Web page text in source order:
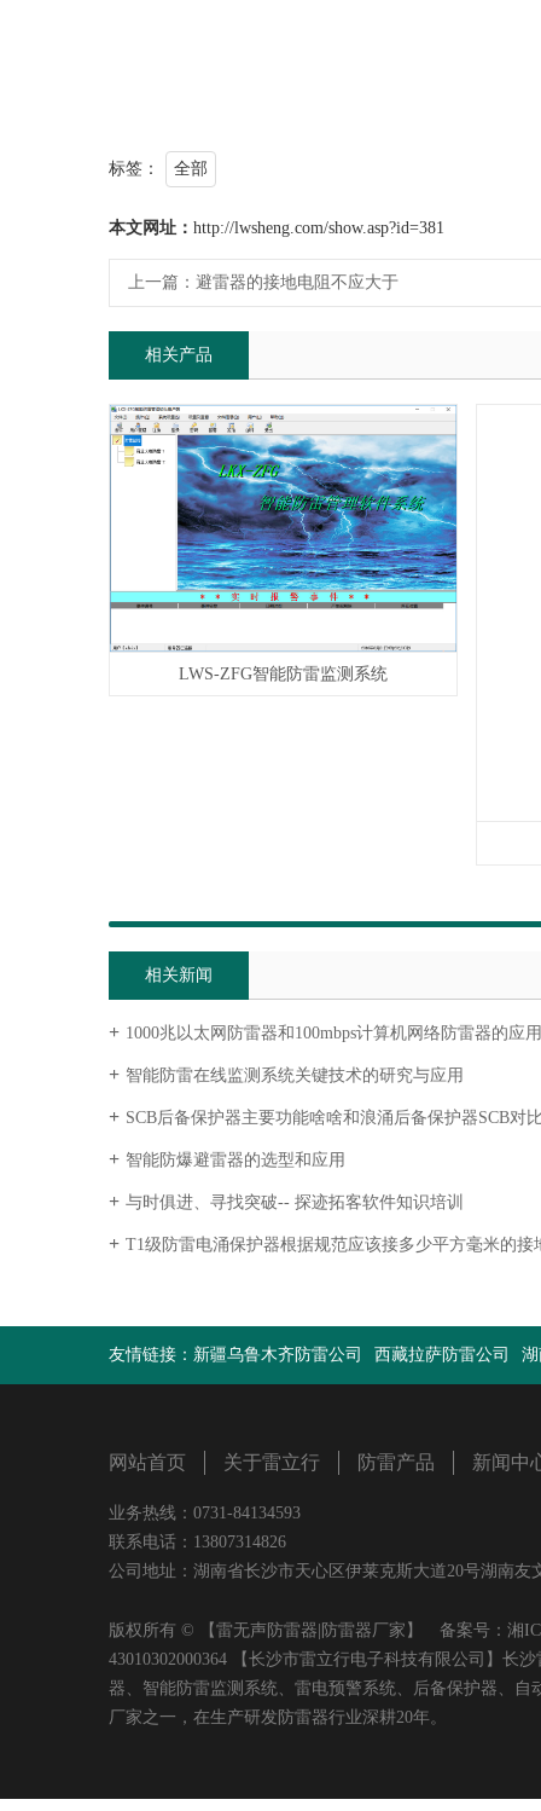
标签： 全部
本文网址： http://lwsheng.com/show.asp?id=381
上一篇： 避雷器的接地电阻不应大于
相关产品
LWS-ZFG智能防雷监测系统
相关新闻
1000兆以太网防雷器和100mbps计算机网络防雷器的应
智能防雷在线监测系统关键技术的研究与应用
SCB后备保护器主要功能啥啥和浪涌后备保护器SCB对
智能防爆避雷器的选型和应用
与时俱进、寻找突破-- 探迹拓客软件知识培训
T1级防雷电涌保护器根据规范应该接多少平方毫米的接
友情链接： 新疆乌鲁木齐防雷公司 西藏拉萨防雷公司
网站首页 关于雷立行 防雷产品 新闻中
业务热线：0731-84134593
联系电话：13807314826
公司地址：湖南省长沙市天心区伊莱克斯大道20号湖南
版权所有 © 【雷无声防雷器|防雷器厂家】 备案号： 湘
43010302000364 【长沙市雷立行电子科技有限公司】长
器、智能防雷监测系统、雷电预警系统、后备保护器、
厂家之一，在生产研发防雷器行业深耕20年。